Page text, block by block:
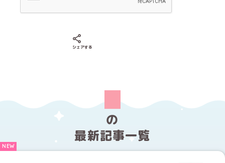
シェアする
の
最新記事一覧